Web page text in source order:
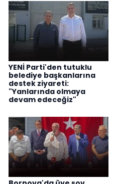
YENİ Parti'den tutuklu
belediye başkanlarına
destek ziyareti:
"Yanlarında olmaya
devam edeceğiz"